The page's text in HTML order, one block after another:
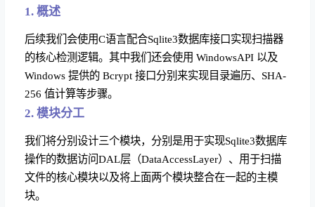
1. 概述
后续我们会使用C语言配合Sqlite3数据库接口实现扫描器
的核心检测逻辑。其中我们还会使用 WindowsAPI 以及
Windows 提供的 Bcrypt 接口分别来实现目录遍历、SHA-
256 值计算等步骤。
2. 模块分工
我们将分别设计三个模块，分别是用于实现Sqlite3数据库
操作的数据访问DAL层（DataAccessLayer）、用于扫描
文件的核心模块以及将上面两个模块整合在一起的主模
块。